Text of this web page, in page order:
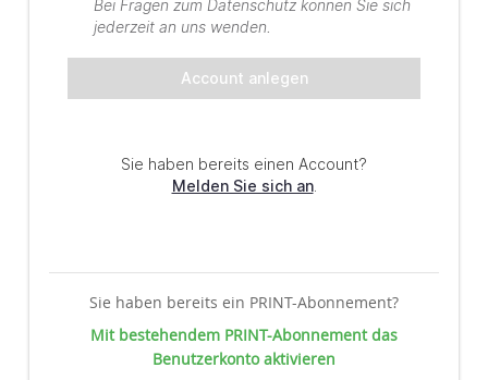
Sie haben bereits ein PRINT-Abonnement?
Mit bestehendem PRINT-Abonnement das
Benutzerkonto aktivieren